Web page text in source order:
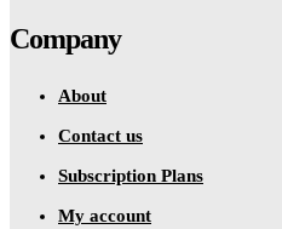
Company
About
Contact us
Subscription Plans
My account